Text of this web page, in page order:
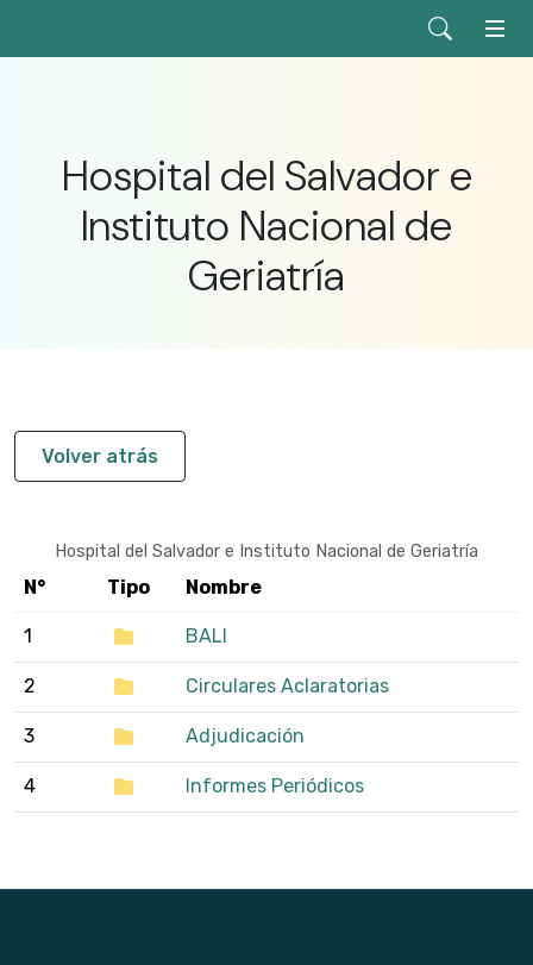
Hospital del Salvador e
Instituto Nacional de
Geriatría
Volver atrás
Hospital del Salvador e Instituto Nacional de Geriatría
N° Tipo Nombre
1 BALI
2 Circulares Aclaratorias
3 Adjudicación
4 Informes Periódicos